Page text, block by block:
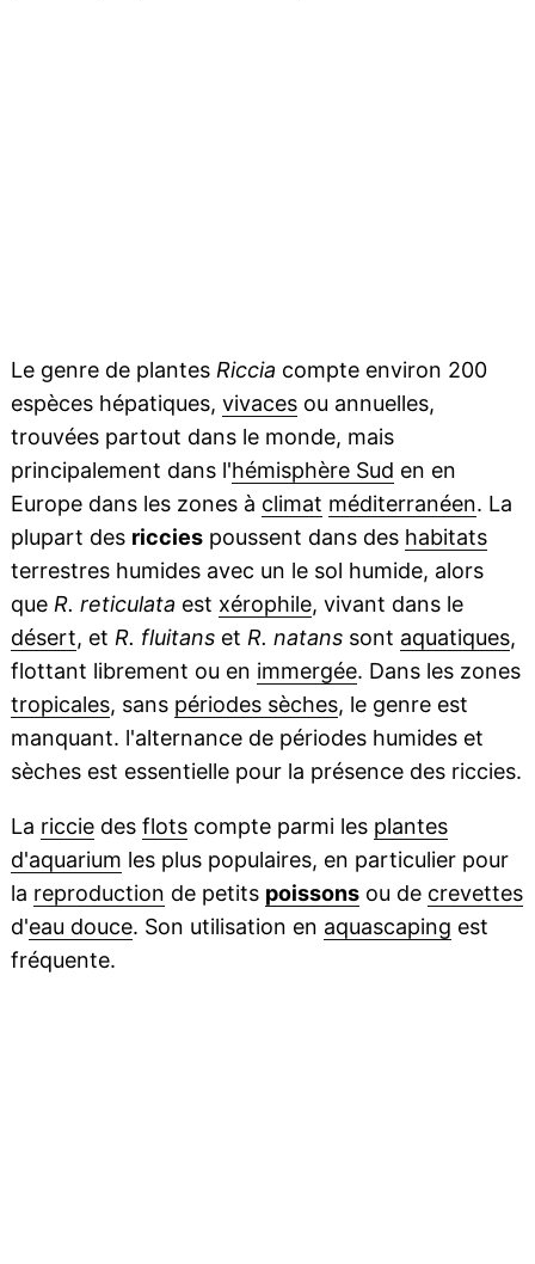
Le genre de plantes Riccia compte environ 200
espèces hépatiques, vivacesou annuelles,
trouvées partout dans le monde, mais
principalement dans l'hémisphère Sud en en
Europe dans les zones à climat méditerranéen. La
plupart des ricciespoussent dans des habitats
terrestres humides avec un le sol humide, alors
que R. reticulata est xérophile, vivant dans le
désert, et R. fluitanset R. natanssont aquatiques,
flottant librement ou en immergée. Dans les zones
tropicales, sans périodes sèches, le genre est
manquant. l'alternance de périodes humides et
sèches est essentielle pour la présence des riccies.
La ricciedes flotscompte parmi les plantes
d'aquarium les plus populaires, en particulier pour
la reproduction de petits poissonsou de crevettes
d'eau douce. Son utilisation en aquascaping est
fréquente.